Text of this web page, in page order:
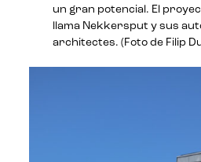
un gran potencial. El
llama Nekkersput y sus
architectes. (Foto de Filip